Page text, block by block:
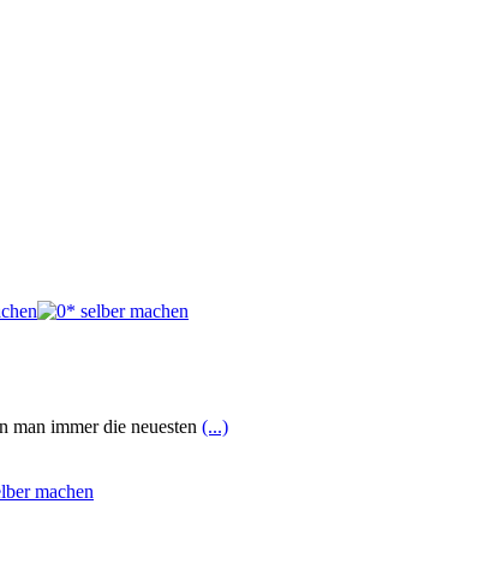
immer die neuesten (...)